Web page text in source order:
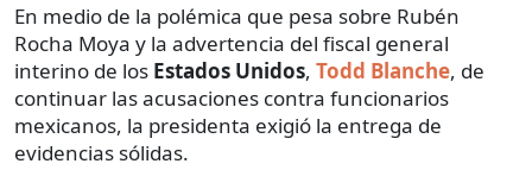
En medio de la polémica que pesa sobre Rubén
Rocha Moya y la advertencia del fiscal general
interino de los Estados Unidos, Todd Blanche, de
continuar las acusaciones contra funcionarios
mexicanos, la presidenta exigió la entrega de
evidencias sólidas.